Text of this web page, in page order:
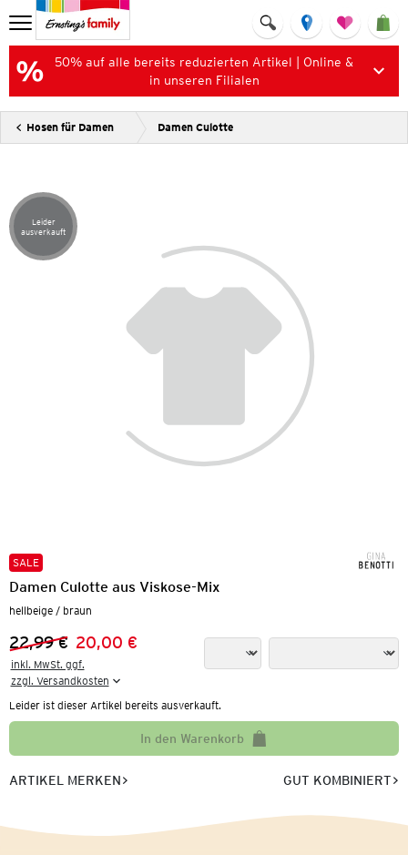
50% auf alle bereits reduzierten Artikel | Online &
in unseren Filialen
Hosen für Damen Damen Culotte
Artikel leider ausverkauft
Leider
ausverkauft
SALE
Damen Culotte aus Viskose-Mix
hellbeige / braun
Vorheriger Preis:
22,99 €
Neuer Preis:20,00 €
inkl. MwSt. ggf.
zzgl. Versandkosten
Leider ist dieser Artikel bereits ausverkauft.
In den Warenkorb
ARTIKEL MERKEN GUT KOMBINIERT